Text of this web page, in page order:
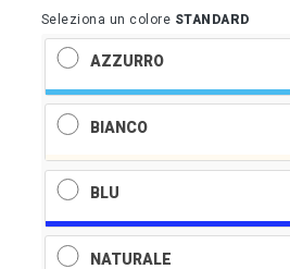
Seleziona un colore STANDARD
AZZURRO
BIANCO
BLU
NATURALE